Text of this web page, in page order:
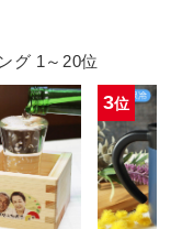
グ 1～20位
3位